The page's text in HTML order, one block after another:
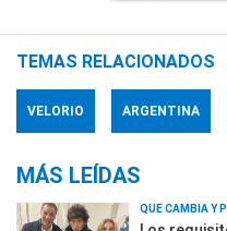
TEMAS RELACIONADOS
VELORIO ARGENTINA
MÁS LEÍDAS
QUÉ CAMBIA Y